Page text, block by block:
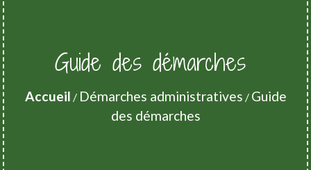
Guide des démarches
Accueil / Démarches administratives / Guide
des démarches